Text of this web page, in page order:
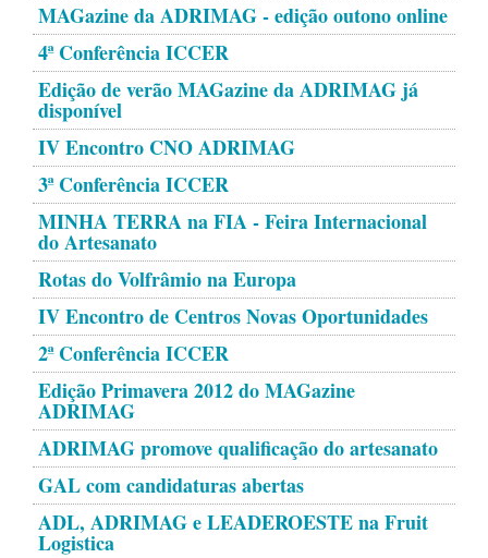
MAGazine da ADRIMAG - edição outono online
4ª Conferência ICCER
Edição de verão MAGazine da ADRIMAG já
disponível
IV Encontro CNO ADRIMAG
3ª Conferência ICCER
MINHA TERRA na FIA - Feira Internacional
do Artesanato
Rotas do Volfrâmio na Europa
IV Encontro de Centros Novas Oportunidades
2ª Conferência ICCER
Edição Primavera 2012 do MAGazine
ADRIMAG
ADRIMAG promove qualificação do artesanato
GAL com candidaturas abertas
ADL, ADRIMAG e LEADEROESTE na Fruit
Logistica